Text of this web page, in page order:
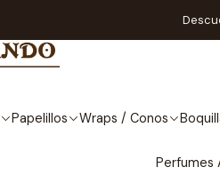
Papelillos Wraps / Conos
Perfumes